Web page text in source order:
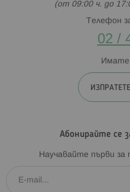
(от 09:00 ч. до
Телефон
02 /
Имате
Абонирайте се
Научавайте първи за